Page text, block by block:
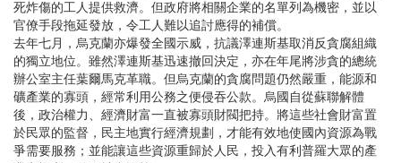
死炸傷的工人提供救濟。但政府將相關企業的名單列為機密，並以
官僚手段拖延發放，令工人難以追討應得的補償。
去年七月，烏克蘭亦爆發全國示威，抗議澤連斯基取消反貪腐組織
的獨立地位。雖然澤連斯基迅速撤回決定，亦在年尾將涉貪的總統
辦公室主任葉爾馬克革職。但烏克蘭的貪腐問題仍然嚴重，能源和
礦產業的寡頭，經常利用公務之便侵吞公款。烏國自從蘇聯解體
後，政治權力、經濟財富一直被寡頭財閥把持。將這些社會財富置
於民眾的監督，民主地實行經濟規劃，才能有效地使國內資源為戰
爭需要服務；並能讓這些資源重歸於人民，投入有利普羅大眾的產